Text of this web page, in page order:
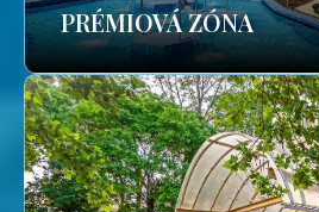
PRÉMIOVÁ ZÓNA